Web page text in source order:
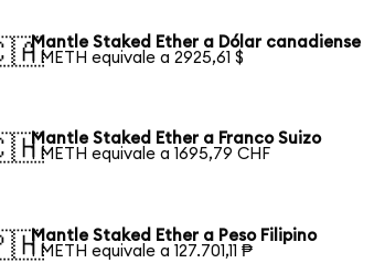
Mantle Staked Ether a Dólar canadiense
1 METH equivale a 2925,61 $
Mantle Staked Ether a Franco Suizo
1 METH equivale a 1695,79 CHF
Mantle Staked Ether a Peso Filipino
1 METH equivale a 127.701,11 ₱